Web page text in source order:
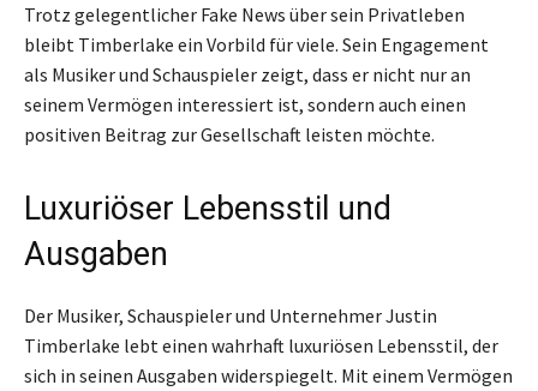
Trotz gelegentlicher Fake News über sein Privatleben
bleibt Timberlake ein Vorbild für viele. Sein Engagement
als Musiker und Schauspieler zeigt, dass er nicht nur an
seinem Vermögen interessiert ist, sondern auch einen
positiven Beitrag zur Gesellschaft leisten möchte.
Luxuriöser Lebensstil und
Ausgaben
Der Musiker, Schauspieler und Unternehmer Justin
Timberlake lebt einen wahrhaft luxuriösen Lebensstil, der
sich in seinen Ausgaben widerspiegelt. Mit einem Vermögen